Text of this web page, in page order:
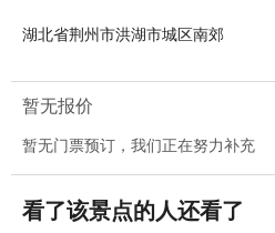
湖北省荆州市洪湖市城区南郊
暂无报价
暂无门票预订，我们正在努力补充
看了该景点的人还看了